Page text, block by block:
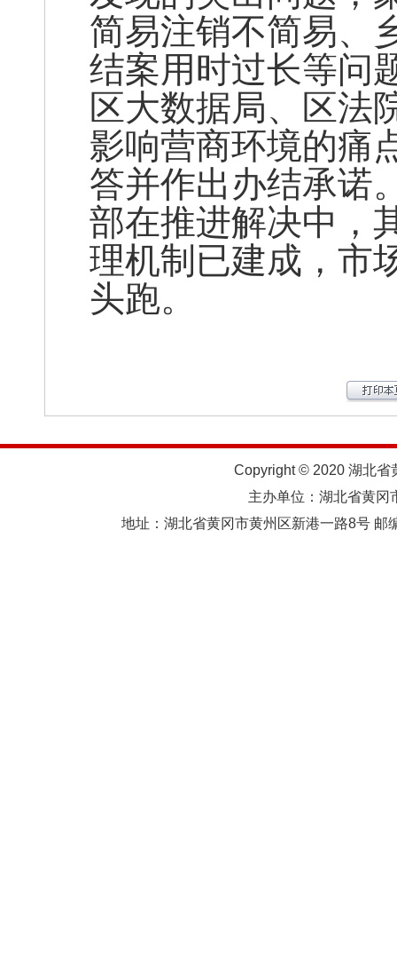
简易注销不简易、
结案用时过长等问
区大数据局、区法
影响营商环境的痛
答并作出办结承诺
部在推进解决中，
理机制已建成，市
头跑。
Copyright © 2020 湖北省
主办单位：湖北省黄
地址：湖北省黄冈市黄州区新港一路8号